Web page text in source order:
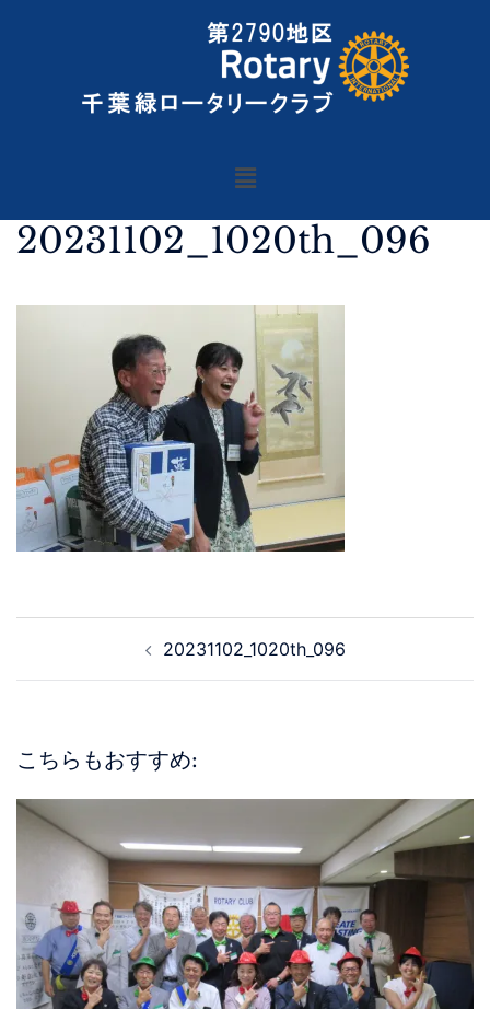
20231102_1020th_096
20231102_1020th_096
こちらもおすすめ: